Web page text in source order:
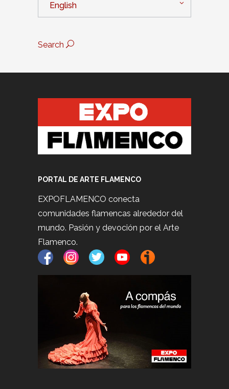
English
Search
PORTAL DE ARTE FLAMENCO
EXPOFLAMENCO conecta
comunidades flamencas alrededor del
mundo. Pasión y devoción por el Arte
Flamenco.